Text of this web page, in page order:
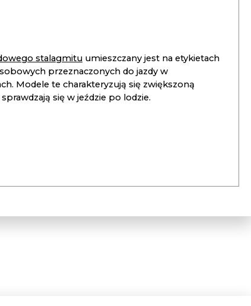
stalagmitu umieszczany jest na etykietach
przeznaczonych do jazdy w
Modele te charakteryzują się zwiększoną
się w jeździe po lodzie.